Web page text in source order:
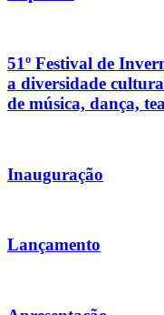
51º Festival de
a diversidade
de música, dança,
Inauguração
Lançamento